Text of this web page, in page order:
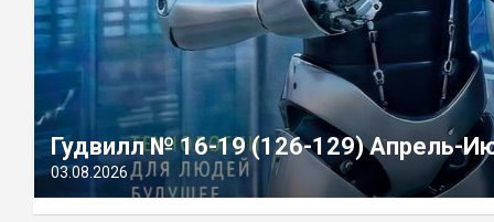
Гудвилл № 16-19 (126-129) Апрель-
03.08.2026